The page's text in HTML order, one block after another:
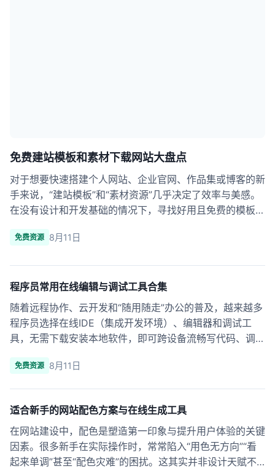
免费建站模板和素材下载网站大盘点
对于想要快速搭建个人网站、企业官网、作品集或博客的新
手来说，“建站模板”和“素材资源”几乎决定了效率与美感。
在没有设计和开发基础的情况下，寻找好用且免费的模板和
文将用递进式结构，系统梳理海......
免费资源 8月11日
程序员常用在线编辑与调试工具合集
随着远程协作、云开发和“随用随走”办公的普及，越来越多
程序员选择在线IDE（集成开发环境）、编辑器和调试工
具，无需下载安装本地软件，即可跨设备流畅写代码、调
者高频用到的在线工具，介绍其场景......
免费资源 8月11日
适合新手的网站配色方案与在线生成工具
在网站建设中，配色是塑造第一印象与提升用户体验的关键
因素。很多新手在实际操作时，常常陷入“用色无方向”“看
起来单调”甚至“配色灾难”的困扰。这其实并非设计天赋不